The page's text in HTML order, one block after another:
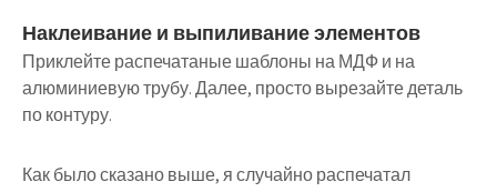
Наклеивание и выпиливание элементов
Приклейте распечатаные шаблоны на МДФ и на
алюминиевую трубу. Далее, просто вырезайте деталь
по контуру.
Как было сказано выше, я случайно распечатал